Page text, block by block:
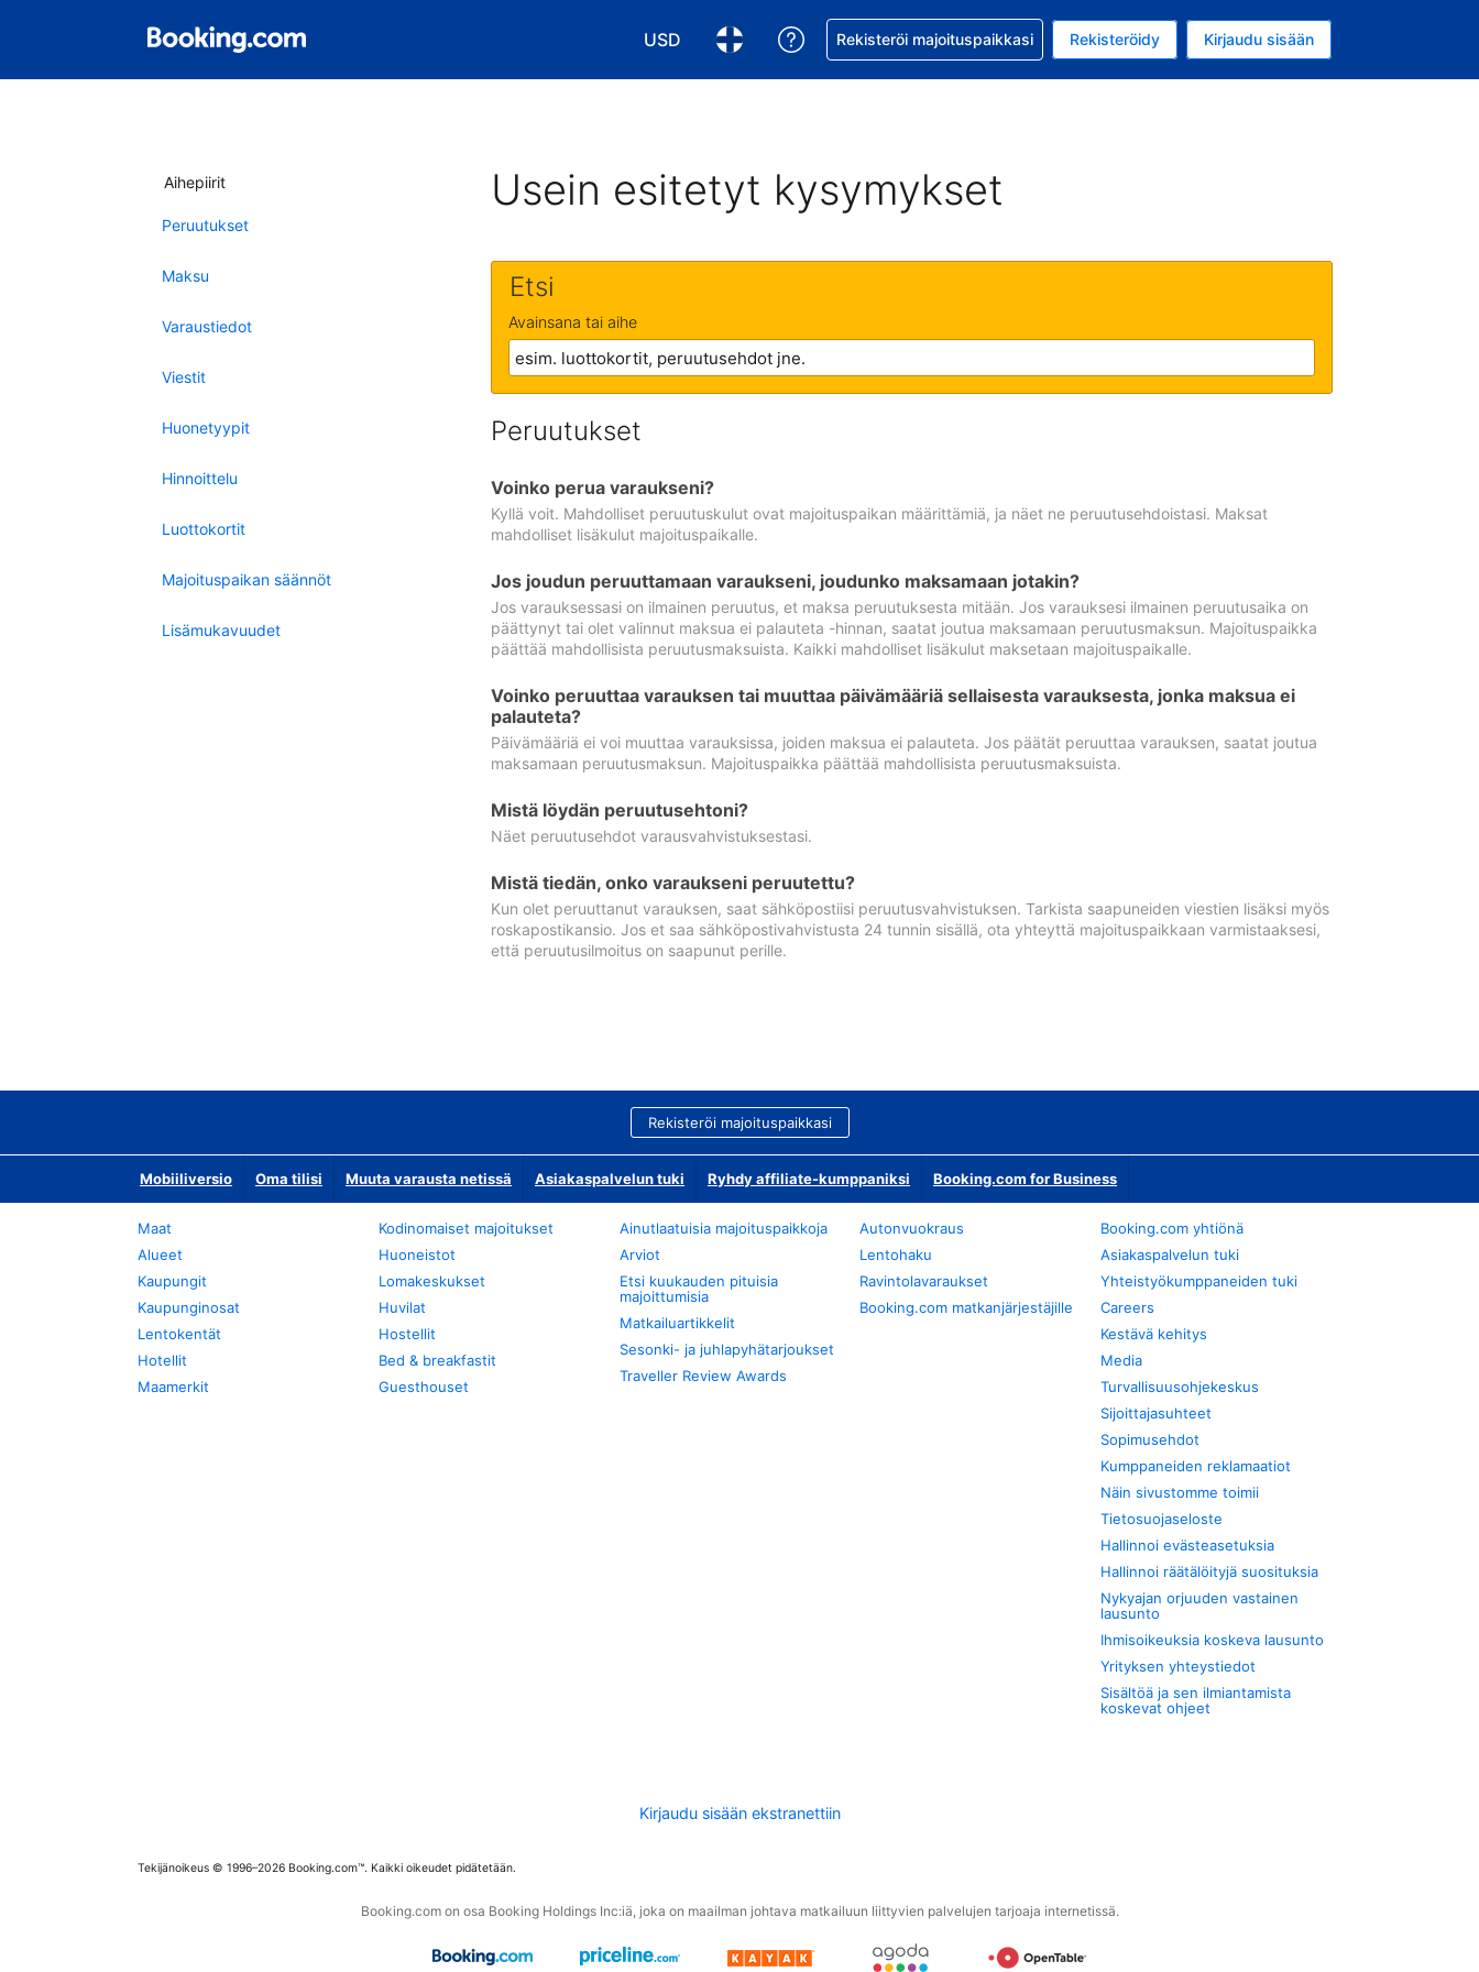
USD
Valitse valuutta. Tämänhetkinen valuutta on Yhdysvaltain dollari
Valitse kieli. Tämänhetkinen kieli on Suomi
Pyydä apua varauksesi kanssa
Rekisteröi majoituspaikkasi Rekisteröidy Kirjaudu sisään
Aihepiirit
Peruutukset
Maksu
Varaustiedot
Viestit
Huonetyypit
Hinnoittelu
Luottokortit
Majoituspaikan säännöt
Lisämukavuudet
Usein esitetyt kysymykset
Etsi
Avainsana tai aihe
Peruutukset
Voinko perua varaukseni?
Kyllä voit. Mahdolliset peruutuskulut ovat majoituspaikan määrittämiä, ja näet ne peruutusehdoistasi. Maksat
mahdolliset lisäkulut majoituspaikalle.
Jos joudun peruuttamaan varaukseni, joudunko maksamaan jotakin?
Jos varauksessasi on ilmainen peruutus, et maksa peruutuksesta mitään. Jos varauksesi ilmainen peruutusaika on
päättynyt tai olet valinnut maksua ei palauteta -hinnan, saatat joutua maksamaan peruutusmaksun. Majoituspaikka
päättää mahdollisista peruutusmaksuista. Kaikki mahdolliset lisäkulut maksetaan majoituspaikalle.
Voinko peruuttaa varauksen tai muuttaa päivämääriä sellaisesta varauksesta, jonka maksua ei
palauteta?
Päivämääriä ei voi muuttaa varauksissa, joiden maksua ei palauteta. Jos päätät peruuttaa varauksen, saatat joutua
maksamaan peruutusmaksun. Majoituspaikka päättää mahdollisista peruutusmaksuista.
Mistä löydän peruutusehtoni?
Näet peruutusehdot varausvahvistuksestasi.
Mistä tiedän, onko varaukseni peruutettu?
Kun olet peruuttanut varauksen, saat sähköpostiisi peruutusvahvistuksen. Tarkista saapuneiden viestien lisäksi myös
roskapostikansio. Jos et saa sähköpostivahvistusta 24 tunnin sisällä, ota yhteyttä majoituspaikkaan varmistaaksesi,
että peruutusilmoitus on saapunut perille.
Rekisteröi majoituspaikkasi
Mobiiliversio Oma tilisi Muuta varausta netissä Asiakaspalvelun tuki Ryhdy affiliate-kumppaniksi Booking.com for Business
Maat
Alueet
Kaupungit
Kaupunginosat
Lentokentät
Hotellit
Maamerkit
Kodinomaiset majoitukset
Huoneistot
Lomakeskukset
Huvilat
Hostellit
Bed & breakfastit
Guesthouset
Ainutlaatuisia majoituspaikkoja
Arviot
Etsi kuukauden pituisia
majoittumisia
Matkailuartikkelit
Sesonki- ja juhlapyhätarjoukset
Traveller Review Awards
Autonvuokraus
Lentohaku
Ravintolavaraukset
Booking.com matkanjärjestäjille
Booking.com yhtiönä
Asiakaspalvelun tuki
Yhteistyökumppaneiden tuki
Careers
Kestävä kehitys
Media
Turvallisuusohjekeskus
Sijoittajasuhteet
Sopimusehdot
Kumppaneiden reklamaatiot
Näin sivustomme toimii
Tietosuojaseloste
Hallinnoi evästeasetuksia
Hallinnoi räätälöityjä suosituksia
Nykyajan orjuuden vastainen
lausunto
Ihmisoikeuksia koskeva lausunto
Yrityksen yhteystiedot
Sisältöä ja sen ilmiantamista
koskevat ohjeet
Kirjaudu sisään ekstranettiin
Tekijänoikeus © 1996–2026 Booking.com™. Kaikki oikeudet pidätetään.
Booking.com on osa Booking Holdings Inc:iä, joka on maailman johtava matkailuun liittyvien palvelujen tarjoaja internetissä.